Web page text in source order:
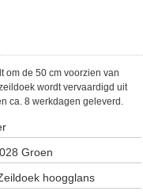
om de 50 cm voorzien van
wordt vervaardigd uit
ca. 8 werkdagen geleverd.
Groen
hoogglans